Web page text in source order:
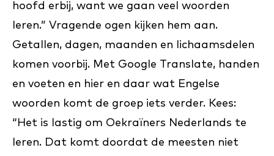
hoofd erbij, want we gaan veel woorden
leren.” Vragende ogen kijken hem aan.
Getallen, dagen, maanden en lichaamsdelen
komen voorbij. Met Google Translate, handen
en voeten en hier en daar wat Engelse
woorden komt de groep iets verder. Kees:
“Het is lastig om Oekraïners Nederlands te
leren. Dat komt doordat de meesten niet